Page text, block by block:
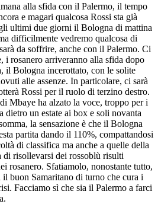
alla sfida con il Palermo, il tempo
e magari qualcosa Rossi sta già
ultimi due giorni il Bologna di mattina
difficilmente vedremo qualcosa di
da soffrire, anche con il Palermo. Ci
i rosanero arriveranno alla sfida dopo
il Bologna incerottato, con le solite
alle assenze. In particolare, ci sarà
Rossi per il ruolo di terzino destro.
Mbaye ha alzato la voce, troppo per i
dietro un estate ai box e soli novanta
la sensazione è che il Bologna
partita dando il 110%, compattandosi
di classifica ma anche a quelle della
di risollevarsi dei rossoblù risulti
rosanero. Sfatiamolo, nonostante tutto,
buon Samaritano di turno che cura i
Facciamo sì che sia il Palermo a farci